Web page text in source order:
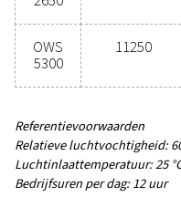
MAX. CAPACITEIT –
FILTERS (M 3 /U)
43 – 8998